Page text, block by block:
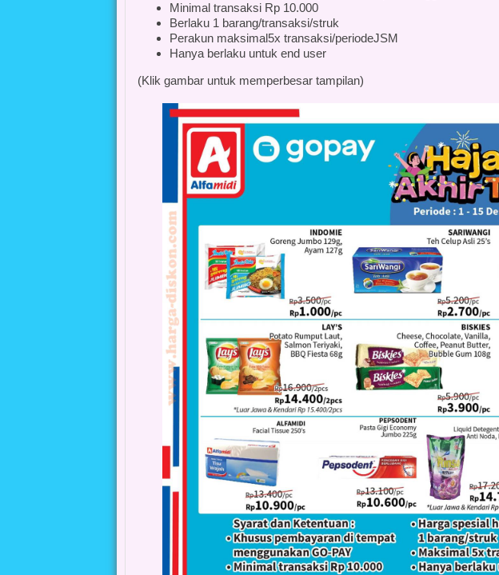
Minimal transaksi Rp 10.000
Berlaku 1 barang/transaksi/struk
Perakun maksimal5x transaksi/periodeJSM
Hanya berlaku untuk end user
(Klik gambar untuk memperbesar tampilan)